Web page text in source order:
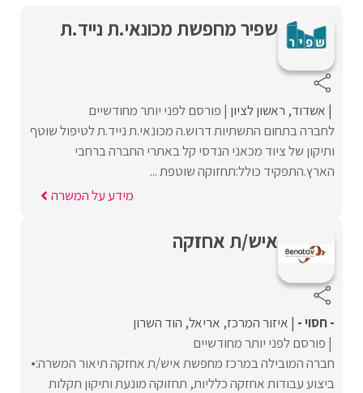
שפיר מחפשת מכונאי.ת נייד.ת
אשדוד ראשון לציון פורסם לפני יותר מחודשיים
לחברה בתחום התשתיות דרוש.ה מכונאי.ת נייד.ת לטיפול שוטף
ותיקון של ציוד מכאני הנדסי קל באתרי החברה ברחבי
הארץ.התפקיד כולל:תחזוקה שוטפת ...
מידע על המשרה
איש/ת אחזקה
- חסוי - איזור המרכז אריאל הוד השרון
פורסם לפני יותר מחודשיים
חברה המובילה במרכז מחפשת איש/ת אחזקה תיאור המשרה:•
ביצוע עבודות אחזקה כלליות, תחזוקה מונעת ותיקון תקלות